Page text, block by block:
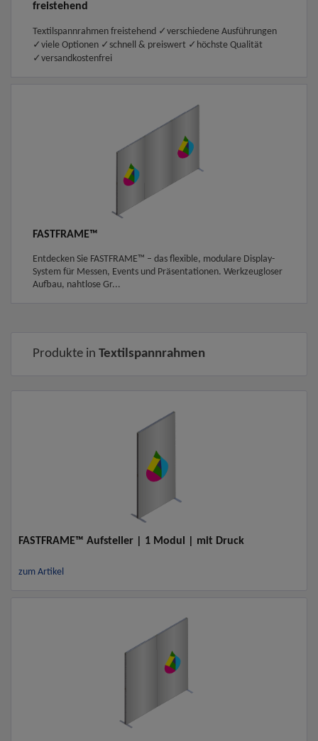
freistehend
Textilspannrahmen freistehend ✓verschiedene Ausführungen
✓viele Optionen ✓schnell & preiswert ✓höchste Qualität
✓versandkostenfrei
FASTFRAME™
Entdecken Sie FASTFRAME™ – das flexible, modulare Display-
System für Messen, Events und Präsentationen. Werkzeugloser
Aufbau, nahtlose Gr...
Produkte in Textilspannrahmen
FASTFRAME™ Aufsteller | 1 Modul | mit Druck
zum Artikel